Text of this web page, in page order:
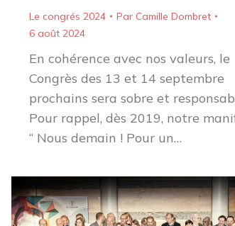
Le congrés 2024 Par Camille Dombret
6 août 2024
En cohérence avec nos valeurs, le
Congrès des 13 et 14 septembre
prochains sera sobre et
Pour rappel, dès 2019, notre
“ Nous demain ! Pour un…